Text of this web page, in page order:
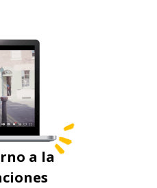
a la